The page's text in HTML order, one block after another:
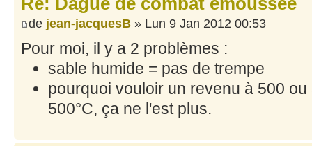
de jean-jacquesB » Lun 9 Jan 2012 00:53
Pour moi, il y a 2 problèmes :
sable humide = pas de trempe
pourquoi vouloir un revenu à 500
500°C, ça ne l'est plus.